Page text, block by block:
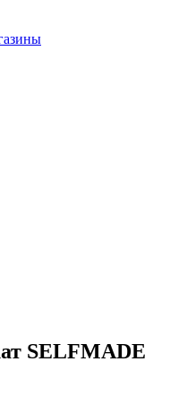
SELFMADE